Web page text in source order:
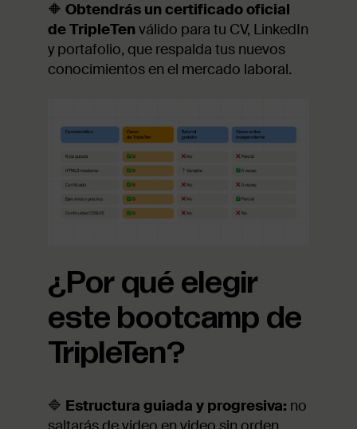
🔶 Obtendrás un certificado oficial
de TripleTen válido para tu CV, LinkedIn
y portafolio, que respalda tus nuevos
conocimientos en el mercado laboral.
¿Por qué elegir
este bootcamp de
TripleTen?
🔷 Estructura guiada y progresiva: no